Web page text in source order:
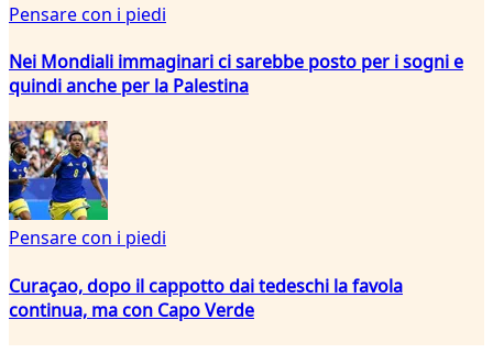
Pensare con i piedi
Nei Mondiali immaginari ci sarebbe posto per i sogni e
quindi anche per la Palestina
Pensare con i piedi
Curaçao, dopo il cappotto dai tedeschi la favola
continua, ma con Capo Verde